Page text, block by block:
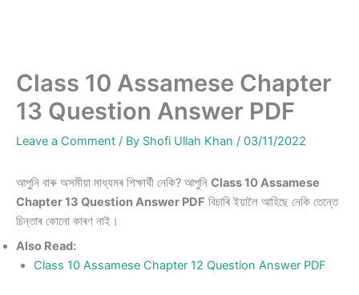
Class 10 Assamese Chapter
13 Question Answer PDF
Leave a Comment / By Shofi Ullah Khan / 03/11/2022
আপুনি বাৰু অসমীয়া মাধ্যমৰ শিক্ষাৰ্থী নেকি? আপুনি Class 10 Assamese
Chapter 13 Question Answer PDF বিচাৰি ইয়ালৈ আহিছে নেকি তেন্তে
চিন্তাৰ কোনো কাৰণ নাই।
Also Read:
Class 10 Assamese Chapter 12 Question Answer PDF